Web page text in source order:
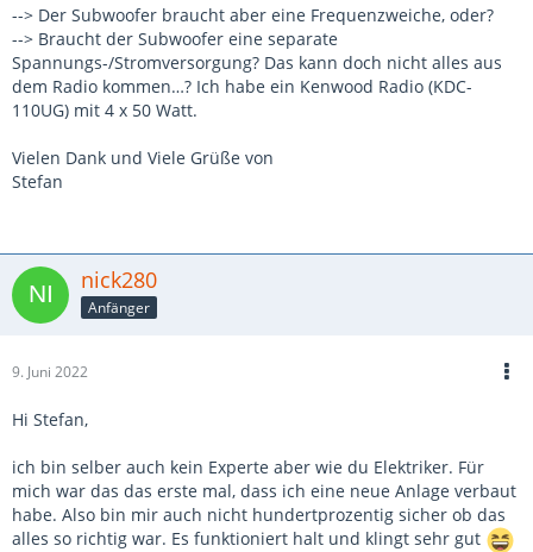
--> Der Subwoofer braucht aber eine Frequenzweiche, oder?
--> Braucht der Subwoofer eine separate
Spannungs-/Stromversorgung? Das kann doch nicht alles aus
dem Radio kommen…? Ich habe ein Kenwood Radio (KDC-
110UG) mit 4 x 50 Watt.
Vielen Dank und Viele Grüße von
Stefan
nick280
Anfänger
9. Juni 2022
Hi Stefan,
ich bin selber auch kein Experte aber wie du Elektriker. Für
mich war das das erste mal, dass ich eine neue Anlage verbaut
habe. Also bin mir auch nicht hundertprozentig sicher ob das
alles so richtig war. Es funktioniert halt und klingt sehr gut